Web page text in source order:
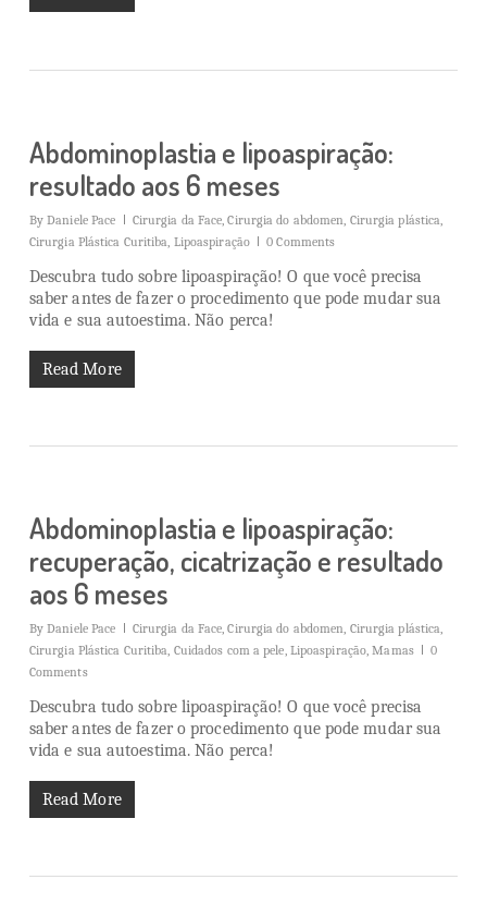
Abdominoplastia e lipoaspiração:
resultado aos 6 meses
By Daniele Pace Cirurgia da Face,Cirurgia do abdomen, Cirurgia plástica,
Cirurgia Plástica Curitiba, Lipoaspiração 0 Comments
Descubra tudo sobre lipoaspiração! O que você precisa
saber antes de fazer o procedimento que pode mudar sua
vida e sua autoestima. Não perca!
Read More
Abdominoplastia e lipoaspiração:
recuperação, cicatrização e resultado
aos 6 meses
By Daniele Pace Cirurgia da Face,Cirurgia do abdomen, Cirurgia plástica,
Cirurgia Plástica Curitiba, Cuidados com a pele, Lipoaspiração,Mamas
0
Comments
Descubra tudo sobre lipoaspiração! O que você precisa
saber antes de fazer o procedimento que pode mudar sua
vida e sua autoestima. Não perca!
Read More